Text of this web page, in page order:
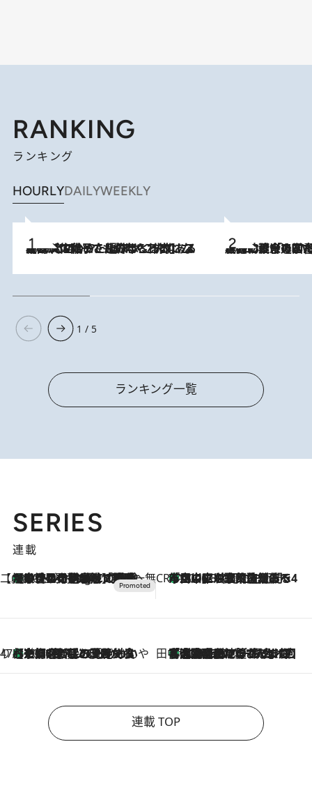
RANKING
ランキング
HOURLYDAILYWEEKLY
2026.8.5
【阿川佐和子さんの年とる力】なぜ70代で始めた趣味は“こんなに楽しい”のか？ ピアノ、俳句…スランプに陥っても続けられる“ある秘訣”とは 2026.8.3
慶應幼稚舎の図書室からテレビの世界に飛び込んだ阿川佐和子（72）
1 / 5
ランキング一覧
SERIES
連載
【CREA×星野リゾート】唯一無二。癒しと発見が待つ場所へ
10 Hours Ago
【トンボの足水浴】ヒノキの香りに包まれて涼感マックス！約13℃の湧水かけ流しを避暑地「星野温泉 トンボの湯」で体験 CREA'S CHOICE
2026.8.7
「立川にも歌舞伎があるんだよ」 片岡仁左衛門・市川中車ら豪華座組みで4年目の立川立飛歌舞伎へ
47都道府県の手みやげ ひんやりスイーツで夏を満喫
2026.8.7
【京都府】この夏絶対食べたい 冷やしておいしいおやつ3選 ひと口目から心を掴む新緑のテリーヌ 田中稲の勝手に再ブーム
2026.8.7
「湘南乃風に憧れて」観客大盛上がりの“タオル回し”に、ラッパー顔負けの高速歌唱まで…さだまさし（74）のアグレッシブすぎる現在地
連載 TOP